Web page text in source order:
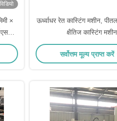
विडियो
×
ऊर्ध्वाधर रेत कास्टिंग मशीन,
क्षैतिज कास्टिंग मशीन
सर्वोत्तम मूल्य प्राप्त करें